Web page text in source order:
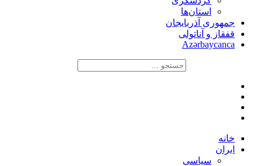
استان‌ها
جمهوری آذربایجان
قفقاز و آناتولی
Azərbaycanca
خانه
ایران
سیاسی